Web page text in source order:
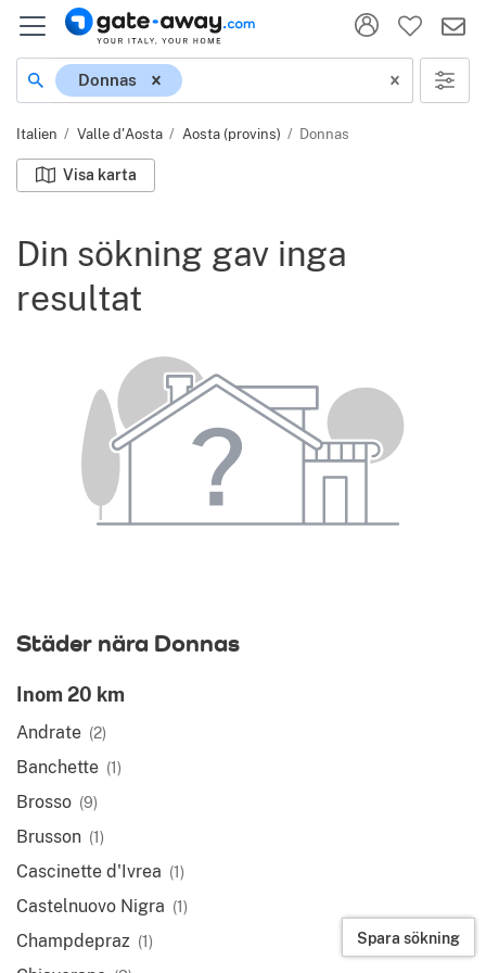
Plats
Donnas
Italien Valle d'Aosta Aosta (provins) Donnas
Visa karta
Din sökning gav inga
resultat
Städer nära Donnas
Inom 20 km
Andrate (2)
Banchette (1)
Brosso (9)
Brusson (1)
Cascinette d'Ivrea (1)
Castelnuovo Nigra (1)
Champdepraz (1) Spara sökning